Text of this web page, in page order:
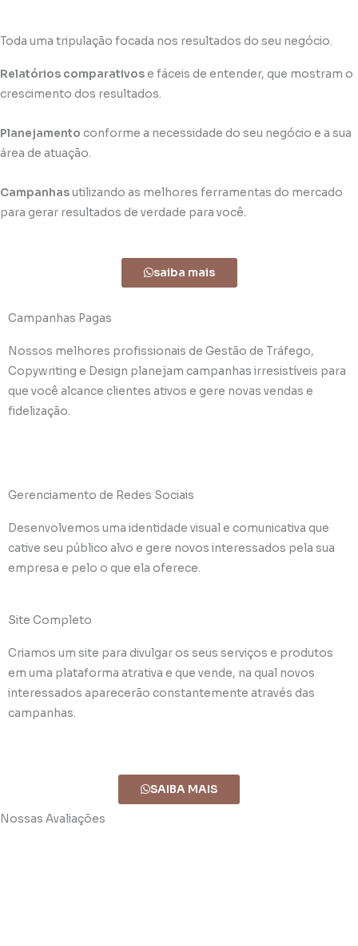
Toda uma tripulação focada nos resultados do seu negócio.
Relatórios comparativose fáceis de entender, que mostram o
crescimento dos resultados.
Planejamento conforme a necessidade do seu negócio e a sua
área de atuação.
Campanhasutilizando as melhores ferramentas do mercado
para gerar resultados de verdade para você.
saiba mais
Campanhas Pagas
Nossos melhores profissionais de Gestão de Tráfego,
Copywriting e Design planejam campanhas irresistíveis para
que você alcance clientes ativos e gere novas vendas e
fidelização.
Gerenciamento de Redes Sociais
Desenvolvemos uma identidade visual e comunicativa que
cative seu público alvo e gere novos interessados pela sua
empresa e pelo o que ela oferece.
Site Completo
Criamos um site para divulgar os seus serviços e produtos
em uma plataforma atrativa e que vende, na qual novos
interessados aparecerão constantemente através das
campanhas.
SAIBA MAIS
Nossas Avaliações